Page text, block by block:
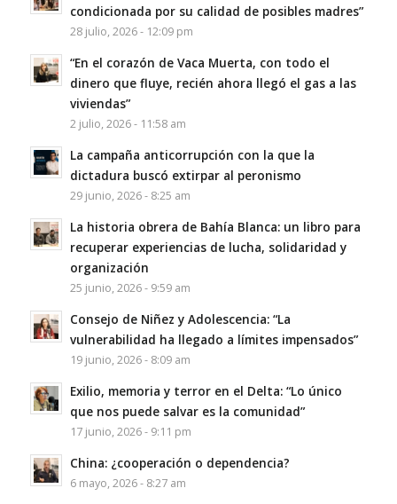
condicionada por su calidad de posibles madres”
28 julio, 2026 - 12:09 pm
“En el corazón de Vaca Muerta, con todo el
dinero que fluye, recién ahora llegó el gas a las
viviendas”
2 julio, 2026 - 11:58 am
La campaña anticorrupción con la que la
dictadura buscó extirpar al peronismo
29 junio, 2026 - 8:25 am
La historia obrera de Bahía Blanca: un libro para
recuperar experiencias de lucha, solidaridad y
organización
25 junio, 2026 - 9:59 am
Consejo de Niñez y Adolescencia: “La
vulnerabilidad ha llegado a límites impensados”
19 junio, 2026 - 8:09 am
Exilio, memoria y terror en el Delta: “Lo único
que nos puede salvar es la comunidad”
17 junio, 2026 - 9:11 pm
China: ¿cooperación o dependencia?
6 mayo, 2026 - 8:27 am